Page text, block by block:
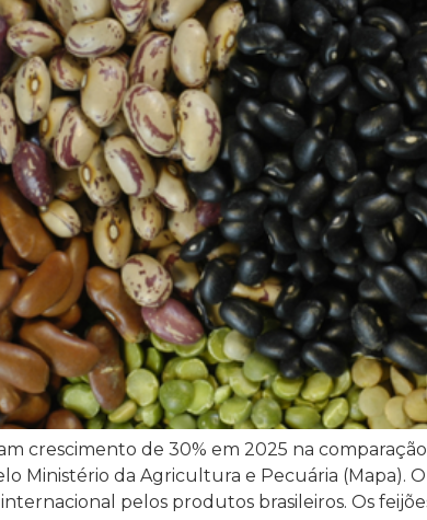
crescimento de 30% em 2025 na
Ministério da Agricultura e Pecuária (Mapa).
pelos produtos brasileiros. Os